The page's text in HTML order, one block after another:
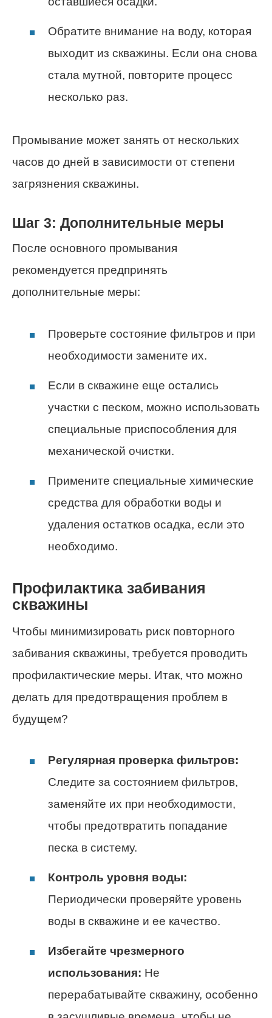
Обратите внимание на воду, которая
выходит из скважины. Если она снова
стала мутной, повторите процесс
несколько раз.
Промывание может занять от нескольких
часов до дней в зависимости от степени
загрязнения скважины.
Шаг 3: Дополнительные меры
После основного промывания
рекомендуется предпринять
дополнительные меры:
Проверьте состояние фильтров и при
необходимости замените их.
Если в скважине еще остались
участки с песком, можно использовать
специальные приспособления для
механической очистки.
Примените специальные химические
средства для обработки воды и
удаления остатков осадка, если это
необходимо.
Профилактика забивания
скважины
Чтобы минимизировать риск повторного
забивания скважины, требуется проводить
профилактические меры. Итак, что можно
делать для предотвращения проблем в
будущем?
Регулярная проверка фильтров:
Следите за состоянием фильтров,
заменяйте их при необходимости,
чтобы предотвратить попадание
песка в систему.
Контроль уровня воды:
Периодически проверяйте уровень
воды в скважине и ее качество.
Избегайте чрезмерного
использования: Не
перерабатывайте скважину, особенно